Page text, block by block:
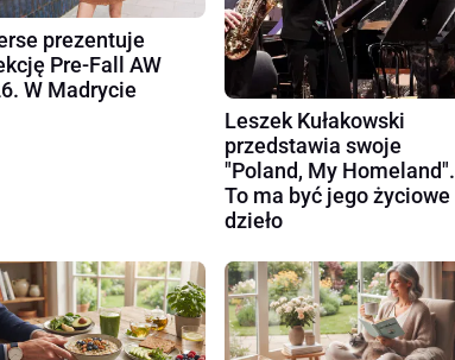
prezentuje
Pre-Fall AW
W Madrycie
Leszek Kułakowski
przedstawia swoje
"Poland, My Homeland".
To ma być jego życiowe
dzieło